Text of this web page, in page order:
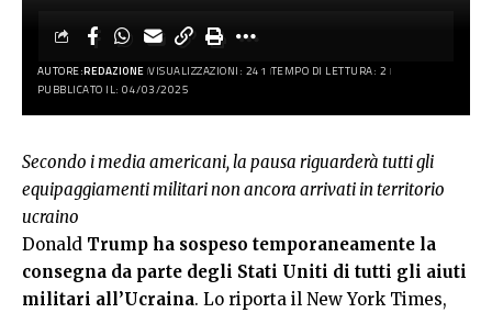
AUTORE:REDAZIONE VISUALIZZAZIONI: 241 TEMPO DI LETTURA: 2
PUBBLICATO IL: 04/03/2025
Secondo i media americani, la pausa riguarderà tutti gli
equipaggiamenti militari non ancora arrivati in territorio
ucraino
Donald Trump ha sospeso temporaneamente la
consegna da parte degli Stati Uniti di tutti gli aiuti
militari all’Ucraina. Lo riporta il New York Times,